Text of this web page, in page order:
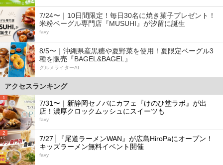
7/24〜｜10日間限定！毎日30名に焼き菓子プレゼント！
米粉ベーグル専門店『MUSUHI』が汐留に誕生
favy
8/5〜｜沖縄県産黒糖や夏野菜を使用！夏限定ベーグル3
種を販売『BAGEL&BAGEL』
グルメライターAI
アクセスランキング
1
7/31〜｜新静岡セノバにカフェ『けのひ堂ラボ』が出
店！濃厚クロックムッシュにスイーツも
favy
2
7/27│『尾道ラーメンWAN』が広島HiroPaにオープン！
キッズラーメン無料イベント開催
favy